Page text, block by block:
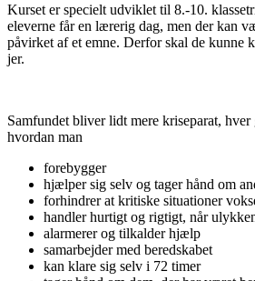
Kurset er specielt udviklet til 8.-10.
eleverne får en lærerig dag, men der kan
påvirket af et emne. Derfor skal de kunne
jer.
Samfundet bliver lidt mere kriseparat,
hvordan man
forebygger
hjælper sig selv og tager hånd om
forhindrer at kritiske situationer
handler hurtigt og rigtigt, når
alarmerer og tilkalder hjælp
samarbejder med beredskabet
kan klare sig selv i 72 timer